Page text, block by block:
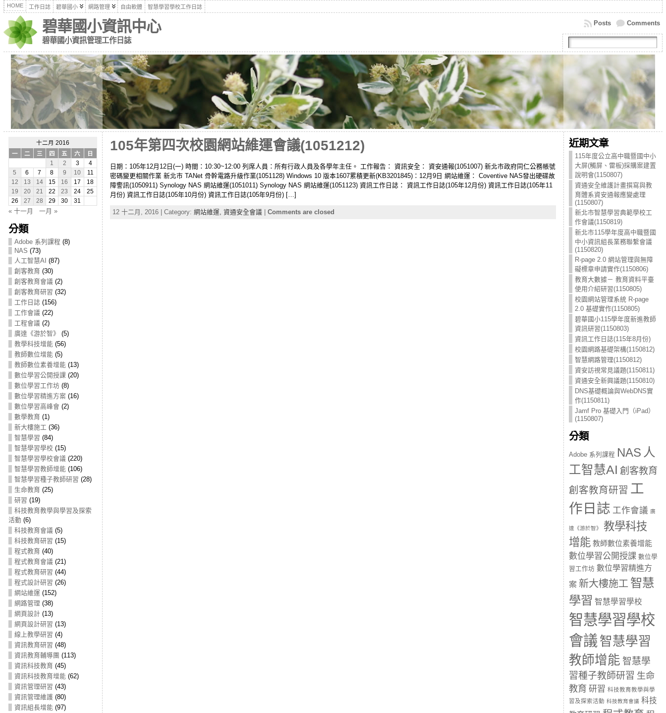
HOME 工作日誌 碧華國小 網路管理 自由軟體 智慧學習學校工作日誌
碧華國小資訊中心
碧華國小資訊管理工作日誌
Comments
Posts
十二月 2016
一
二 三 四 五 六
日
1
2 3
4
5
6 7 8 9 10
11
12
13 14 15 16 17
18
19
20 21 22 23 24
25
26
27 28 29 30 31
« 十一月 一月 »
分類
Adobe 系列課程 (8)
NAS (73)
人工智慧AI (87)
創客教育 (30)
創客教育會議 (2)
創客教育研習 (32)
工作日誌 (156)
工作會議 (22)
工程會議 (2)
廣達《游於智》
(5)
教學科技增能(56)
教師數位增能(5)
教師數位素養增能(13)
數位學習公開授課 (20)
數位學習工作坊(8)
數位學習精進方案 (16)
數位學習高峰會 (2)
數學教育 (1)
新大樓施工 (36)
智慧學習 (84)
智慧學習學校 (15)
智慧學習學校會議 (220)
智慧學習教師增能(106)
智慧學習種子教師研習 (28)
生命教育 (25)
研習 (19)
科技教育教學與學習及探索
活動 (6)
科技教育會議 (5)
科技教育研習 (15)
程式教育 (40)
程式教育會議 (21)
程式教育研習 (44)
程式設計研習 (26)
網站維運 (152)
網路管理 (38)
網頁設計(13)
網頁設計研習 (13)
線上教學研習 (4)
資訊教育研習 (48)
資訊教育輔導團 (113)
資訊科技教育 (45)
資訊科技教育增能(62)
資訊管理研習 (43)
資訊管理維護(80)
資訊組長增能(97)
105年第四次校園網站維運會議(1051212)
日期：105年12月12日(一) 時間：10:30~12:00 列席人員：所有行政人員及各學年主任。 工作報告： 資訊安全： 資安通報(1051007) 新北市政府同仁公務帳號
密碼變更相關作業 新北市 TANet 骨幹電路升級作業(1051128) Windows 10 版本1607累積更新(KB3201845)：12月9日 網站維運： Coventive NAS發出硬碟故
障警訊(1050911) Synology NAS 網站維運(1051011) Synology NAS 網站維運(1051123) 資訊工作日誌： 資訊工作日誌(105年12月份) 資訊工作日誌(105年11
月份) 資訊工作日誌(105年10月份) 資訊工作日誌(105年9月份) […]
12 十二月, 2016 | Category: 網站維運, 資通安全會議| Comments are closed
近期文章
115年度公立高中職暨國中小
大屏(觸屏、雷板)採購案建置
說明會(1150807)
資通安全維護計畫撰寫與教
育體系資安通報應變處理
(1150807)
新北市智慧學習典範學校工
作會議(1150819)
新北市115學年度高中職暨國
中小資訊組長業務聯繫會議
(1150820)
R-page 2.0 網站管理與無障
礙標章申請實作(1150806)
教育大數據－ 教育資料平臺
使用介紹研習(1150805)
校園網站管理系統 R-page
2.0 基礎實作(1150805)
碧華國小115學年度新進教師
資訊研習(1150803)
資訊工作日誌(115年8月份)
校園網路基礎架構(1150812)
智慧網路管理(1150812)
資安訪視常見議題(1150811)
資通安全新興議題(1150810)
DNS基礎概論與WebDNS實
作(1150811)
Jamf Pro 基礎入門（iPad）
(1150807)
分類
Adobe 系列課程 NAS 人
工智慧AI 創客教育
創客教育研習 工
作日誌 工作會議 廣
達《游於智》
教學科技
增能 教師數位素養增能
數位學習公開授課 數位學
習工作坊 數位學習精進方
案 新大樓施工 智慧
學習 智慧學習學校
智慧學習學校
會議 智慧學習
教師增能 智慧學
習種子教師研習 生命
教育 研習 科技教育教學與學
習及探索活動 科技教育會議 科技